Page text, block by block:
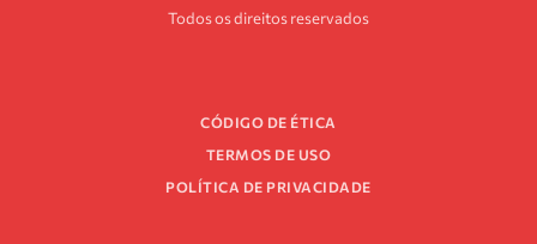
Todos os direitos reservados
CÓDIGO DE ÉTICA
TERMOS DE USO
POLÍTICA DE PRIVACIDADE